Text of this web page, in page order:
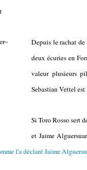
Depuis le rachat
deux écuries en
valeur plusieurs
Sebastian Vettel
Si Toro Rosso sert
et Jaime
l'a déclaré Jaime